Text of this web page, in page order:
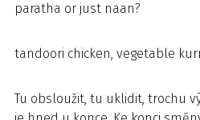
paratha or just naan?
tandoori chicken, vegetable
Tu obsloužit, tu uklidit, trochu